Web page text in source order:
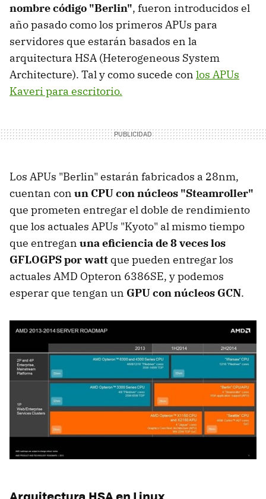
nombre código "Berlin", fueron introducidos el
año pasado como los primeros APUs para
servidores que estarán basados en la
arquitectura HSA (Heterogeneous System
Architecture). Tal y como sucede con los APUs
Kaveri para escritorio.
Los APUs "Berlin" estarán fabricados a 28nm,
cuentan con un CPU con núcleos "Steamroller"
que prometen entregar el doble de rendimiento
que los actuales APUs "Kyoto" al mismo tiempo
que entregan una eficiencia de 8 veces los
GFLOGPS por watt que pueden entregar los
actuales AMD Opteron 6386SE, y podemos
esperar que tengan un GPU con núcleos GCN.